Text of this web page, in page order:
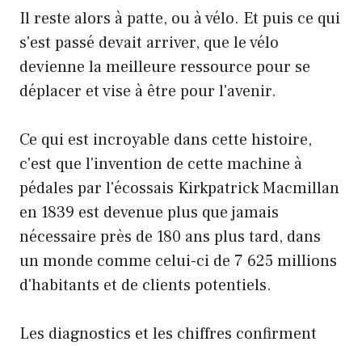
Il reste alors à patte, ou à vélo. Et puis ce qui
s'est passé devait arriver, que le vélo
devienne la meilleure ressource pour se
déplacer et vise à être pour l'avenir.
Ce qui est incroyable dans cette histoire,
c'est que l'invention de cette machine à
pédales par l'écossais Kirkpatrick Macmillan
en 1839 est devenue plus que jamais
nécessaire près de 180 ans plus tard, dans
un monde comme celui-ci de 7 625 millions
d'habitants et de clients potentiels.
Les diagnostics et les chiffres confirment